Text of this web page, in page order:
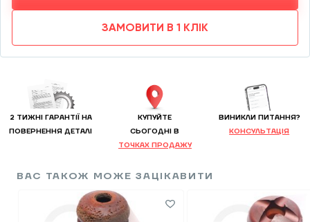
ЗАМОВИТИ В 1 КЛІК
2 ТИЖНІ ГАРАНТІЇ НА
ПОВЕРНЕННЯ ДЕТАЛІ
КУПУЙТЕ
CЬОГОДНІ В
ТОЧКАХ ПРОДАЖУ
ВИНИКЛИ ПИТАННЯ?
КОНСУЛЬТАЦІЯ
ВАС ТАКОЖ МОЖЕ ЗАЦІКАВИТИ